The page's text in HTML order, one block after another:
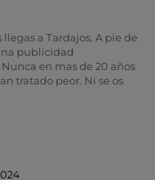
a Tardajos. A pie de
publicidad
en mas de 20 años
tratado peor. Ni se os